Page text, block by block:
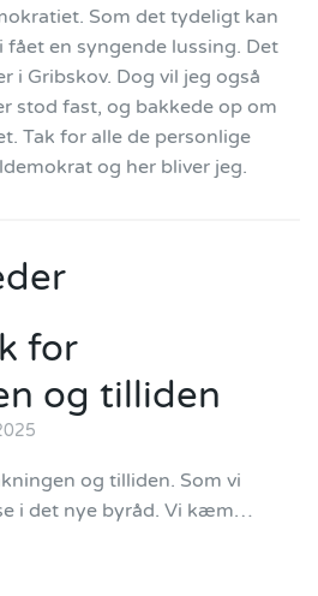
Som det tydeligt kan
fået en syngende lussing. Det
i Gribskov. Dog vil jeg også
stod fast, og bakkede op om
Tak for alle de personlige
og her bliver jeg.
for
og tilliden
og tilliden. Som vi
i det nye byråd. Vi kæm…